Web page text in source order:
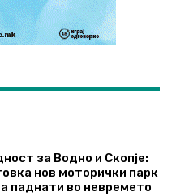
за Водно и Скопје:
нов моторички парк
паднати во невремето